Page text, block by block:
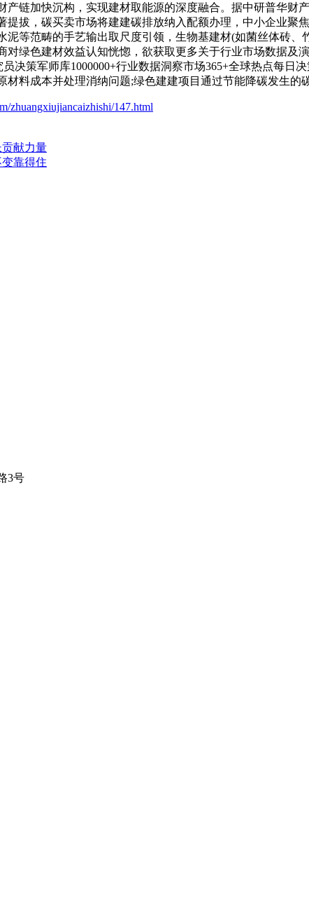
产链加快沉构，实现建材取能源的深度融合。据中研普华财
提拔，碳买卖市场将建建碳排放纳入配额办理，中小企业
泥等范畴的手艺输出取尺度引领，生物基建材(如菌丝体砖
对绿色建材效益认知恍惚，欲获取更多关于行业市场数据
决策军师库1000000+行业数据洞察市场365+全球热点每
材料成本并处理消纳问题;绿色建建项目通过节能降碳发生
zhuangxiujiancaizhishi/147.html
献力量
靠得住
3号